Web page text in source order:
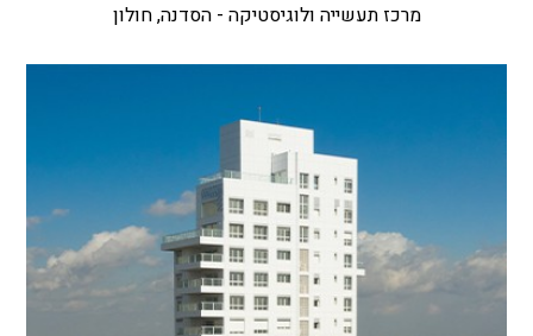
מרכז תעשייה ולוגיסטיקה - הסדנה, חולון